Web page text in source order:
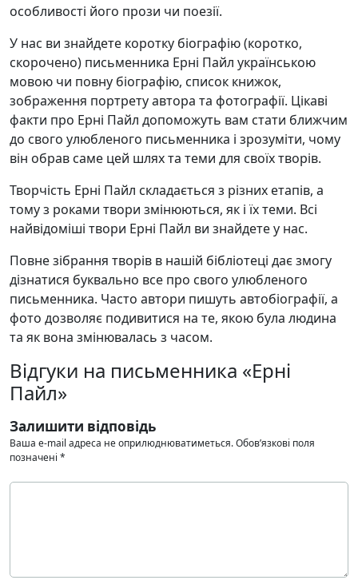
особливості його прози чи поезії.
У нас ви знайдете коротку біографію (коротко,
скорочено) письменника Ерні Пайл українською
мовою чи повну біографію, список книжок,
зображення портрету автора та фотографії. Цікаві
факти про Ерні Пайл допоможуть вам стати ближчим
до свого улюбленого письменника і зрозуміти, чому
він обрав саме цей шлях та теми для своїх творів.
Творчість Ерні Пайл складається з різних етапів, а
тому з роками твори змінюються, як і їх теми. Всі
найвідоміші твори Ерні Пайл ви знайдете у нас.
Повне зібрання творів в нашій бібліотеці дає змогу
дізнатися буквально все про свого улюбленого
письменника. Часто автори пишуть автобіографії, а
фото дозволяє подивитися на те, якою була людина
та як вона змінювалась з часом.
Відгуки на письменника «Ерні
Пайл»
Залишити відповідь
Ваша e-mail адреса не оприлюднюватиметься.Обов’язкові поля
позначені *